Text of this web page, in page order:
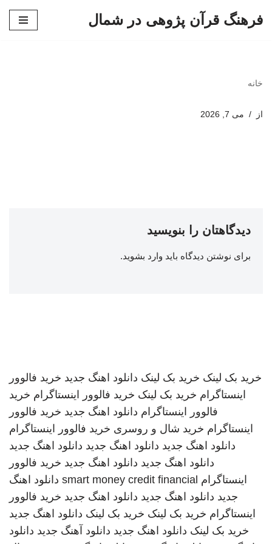
فرهنگ قرآن پژوهی در شمال
خانه
از می 7, 2026
دیدگاهتان را بنویسید
برای نوشتن دیدگاه باید وارد بشوید.
خرید بک لینک خرید بک لینک دانلود اهنگ جدید خرید فالوور
اینستاگرام خرید بک لینک خرید فالوور اینستاگرام خرید
فالوور اینستاگرام دانلود اهنگ جدید خرید فالوور
اینستاگرام خرید شال و روسری خرید فالوور اینستاگرام
دانلود اهنگ جدید دانلود اهنگ جدید دانلود اهنگ جدید
دانلود اهنگ جدید دانلود اهنگ جدید خرید فالوور
اینستاگرام smart money credit financial دانلود اهنگ
جدید دانلود اهنگ جدید دانلود اهنگ جدید خرید فالوور
اینستاگرام خرید بک لینک خرید بک لینک دانلود اهنگ جدید
خرید بک لینک دانلود اهنگ جدید دانلود آهنگ جدید دانلود